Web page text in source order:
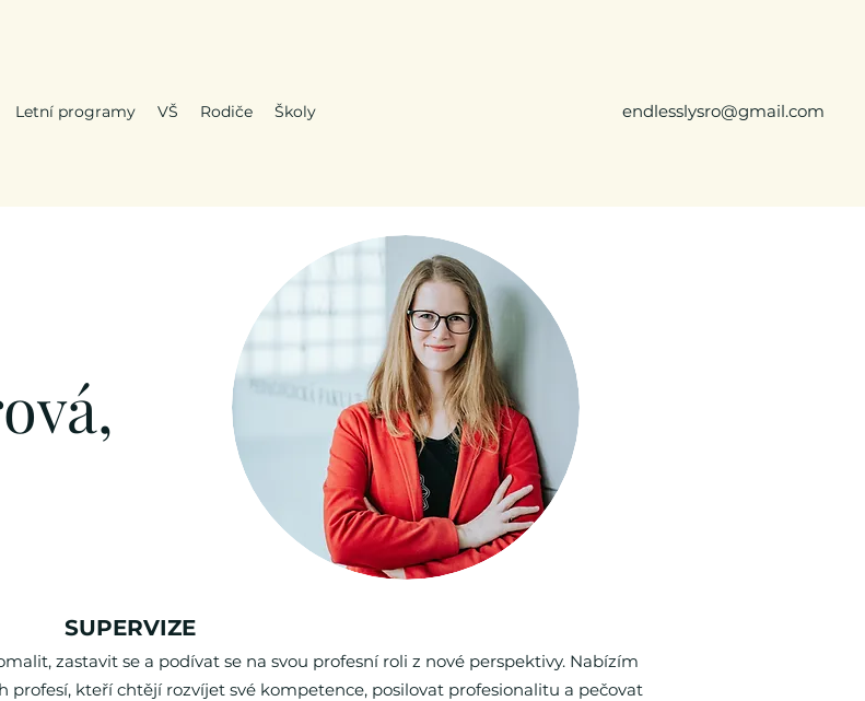
endlesslysro@gmail.com
Letní programy VŠ Rodiče Školy
SUPERVIZE
zastavit se a podívat se na svou profesní roli z nové perspektivy. Nabízím
kteří chtějí rozvíjet své kompetence, posilovat profesionalitu a pečovat